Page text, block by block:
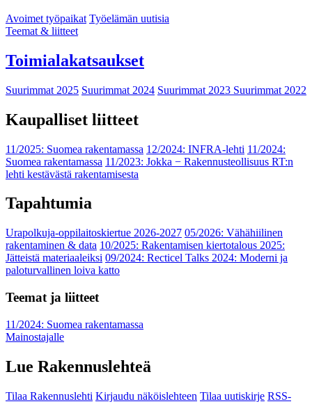
Avoimet työpaikat Työelämän uutisia
Teemat & liitteet
Toimialakatsaukset
Suurimmat 2025 Suurimmat 2024 Suurimmat 2023 Suurimmat 2022
Kaupalliset liitteet
11/2025: Suomea rakentamassa 12/2024: INFRA-lehti 11/2024:
Suomea rakentamassa 11/2023: Jokka − Rakennusteollisuus RT:n
lehti kestävästä rakentamisesta
Tapahtumia
Urapolkuja-oppilaitoskiertue 2026-2027 05/2026: Vähähiilinen
rakentaminen & data 10/2025: Rakentamisen kiertotalous 2025:
Jätteistä materiaaleiksi 09/2024: Recticel Talks 2024: Moderni ja
paloturvallinen loiva katto
Teemat ja liitteet
11/2024: Suomea rakentamassa
Mainostajalle
Lue Rakennuslehteä
Tilaa Rakennuslehti Kirjaudu näköislehteen Tilaa uutiskirje RSS-